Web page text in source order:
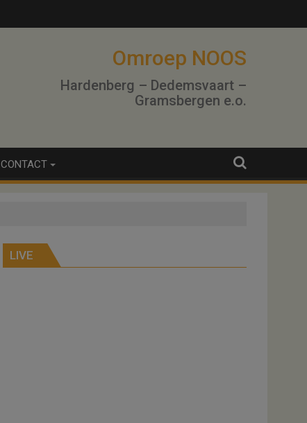
Omroep NOOS
Hardenberg – Dedemsvaart –
Gramsbergen e.o.
CONTACT
LIVE